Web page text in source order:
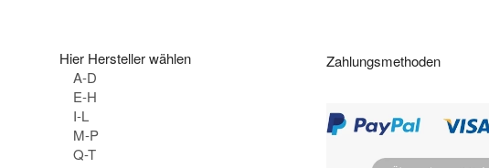
Hier Hersteller wählen
A-D
E-H
I-L
M-P
Q-T
Zahlungsmethoden